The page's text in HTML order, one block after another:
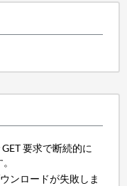
要求で断続的に
ンロードが失敗しま